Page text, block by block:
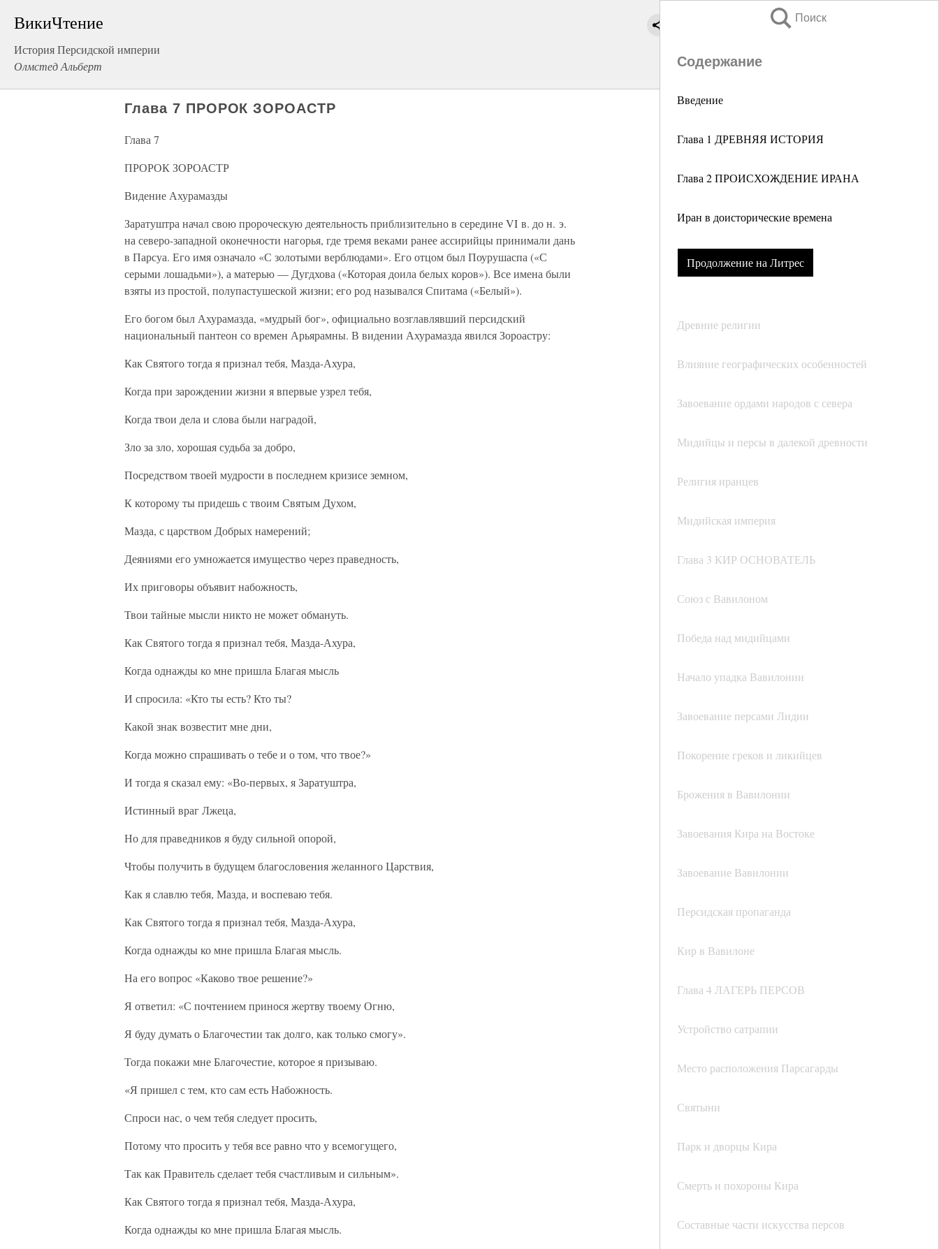
ВикиЧтение
История Персидской империи
Олмстед Альберт
Поиск
Содержание
Введение
Глава 1 ДРЕВНЯЯ ИСТОРИЯ
Глава 2 ПРОИСХОЖДЕНИЕ ИРАНА
Иран в доисторические времена
Продолжение на Литрес
Древние религии
Влияние географических особенностей
Завоевание ордами народов с севера
Мидийцы и персы в далекой древности
Религия иранцев
Мидийская империя
Глава 3 КИР ОСНОВАТЕЛЬ
Союз с Вавилоном
Победа над мидийцами
Начало упадка Вавилонии
Завоевание персами Лидии
Покорение греков и ликийцев
Брожения в Вавилонии
Завоевания Кира на Востоке
Завоевание Вавилонии
Персидская пропаганда
Кир в Вавилоне
Глава 4 ЛАГЕРЬ ПЕРСОВ
Устройство сатрапии
Место расположения Парсагарды
Святыни
Парк и дворцы Кира
Смерть и похороны Кира
Составные части искусства персов
Глава 7 ПРОРОК ЗОРОАСТР
Глава 7
ПРОРОК ЗОРОАСТР
Видение Ахурамазды
Заратуштра начал свою пророческую деятельность приблизительно в середине VI в. до н. э.
на северо-западной оконечности нагорья, где тремя веками ранее ассирийцы принимали дань
в Парсуа. Его имя означало «С золотыми верблюдами». Его отцом был Поурушаспа («С
серыми лошадьми»), а матерью — Дугдхова («Которая доила белых коров»). Все имена были
взяты из простой, полупастушеской жизни; его род назывался Спитама («Белый»).
Его богом был Ахурамазда, «мудрый бог», официально возглавлявший персидский
национальный пантеон со времен Арьярамны. В видении Ахурамазда явился Зороастру:
Как Святого тогда я признал тебя, Мазда-Ахура,
Когда при зарождении жизни я впервые узрел тебя,
Когда твои дела и слова были наградой,
Зло за зло, хорошая судьба за добро,
Посредством твоей мудрости в последнем кризисе земном,
К которому ты придешь с твоим Святым Духом,
Мазда, с царством Добрых намерений;
Деяниями его умножается имущество через праведность,
Их приговоры объявит набожность,
Твои тайные мысли никто не может обмануть.
Как Святого тогда я признал тебя, Мазда-Ахура,
Когда однажды ко мне пришла Благая мысль
И спросила: «Кто ты есть? Кто ты?
Какой знак возвестит мне дни,
Когда можно спрашивать о тебе и о том, что твое?»
И тогда я сказал ему: «Во-первых, я Заратуштра,
Истинный враг Лжеца,
Но для праведников я буду сильной опорой,
Чтобы получить в будущем благословения желанного Царствия,
Как я славлю тебя, Мазда, и воспеваю тебя.
Как Святого тогда я признал тебя, Мазда-Ахура,
Когда однажды ко мне пришла Благая мысль.
На его вопрос «Каково твое решение?»
Я ответил: «С почтением принося жертву твоему Огню,
Я буду думать о Благочестии так долго, как только смогу».
Тогда покажи мне Благочестие, которое я призываю.
«Я пришел с тем, кто сам есть Набожность.
Спроси нас, о чем тебя следует просить,
Потому что просить у тебя все равно что у всемогущего,
Так как Правитель сделает тебя счастливым и сильным».
Как Святого тогда я признал тебя, Мазда-Ахура,
Когда однажды ко мне пришла Благая мысль.